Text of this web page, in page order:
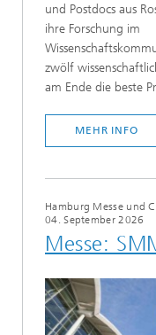
und Postdocs aus
ihre Forschung im
zwölf
am Ende die beste
MEHR INFO
Hamburg Messe und
04. September 2026
Messe: